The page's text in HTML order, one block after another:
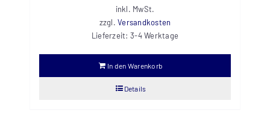
inkl. MwSt.
zzgl.Versandkosten
Lieferzeit: 3-4 Werktage
In den Warenkorb
Details